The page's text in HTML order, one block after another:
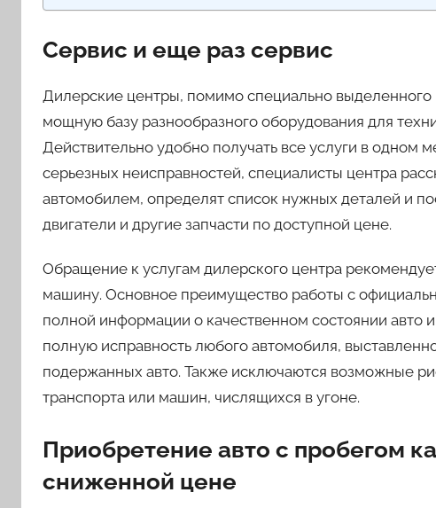
Сервис и еще раз сервис
Дилерские центры, помимо специально
мощную базу разнообразного оборудования для
Действительно удобно получать все услуги в одном
серьезных неисправностей, специалисты центра
автомобилем, определят список нужных деталей и
двигатели и другие запчасти по доступной цене.
Обращение к услугам дилерского центра
машину. Основное преимущество работы с
полной информации о качественном состоянии авто
полную исправность любого автомобиля,
подержанных авто. Также исключаются возможные
транспорта или машин, числящихся в угоне.
Приобретение авто с пробегом
сниженной цене